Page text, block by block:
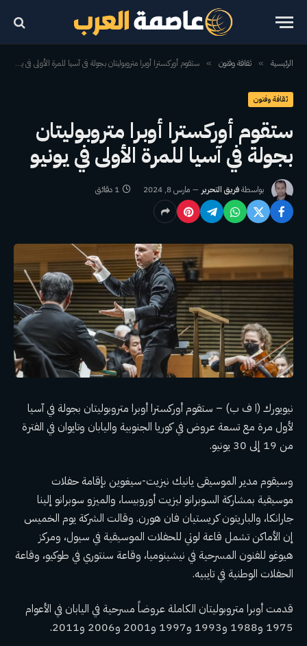
الرئيسية » ثقافة وفنون » ستقوم أوركسترا أوبرا متروبوليتان بجولة في آسيا للمرة الأولى في يونيو
ثقافة وفنون
ستقوم أوركسترا أوبرا متروبوليتان
بجولة في آسيا للمرة الأولى في يونيو
بواسطةفريق التحرير مارس 8, 2024 1 دقائق
نيويورك (ا ف ب) – ستقوم أوركسترا أوبرا متروبوليتان بجولة في آسيا
لأول مرة مع تسعة عروض في كوريا الجنوبية واليابان وتايوان في الفترة
من 19 إلى 30 يونيو.
وسيقوم مدير الموسيقى يانيك نيزيت-سيغوين بإقامة حفلات
موسيقية بمشاركة السوبرانو ليزيت أوروبيسا، والميزو سوبرانو إلينا
جارانكا، والباريتون كريستيان فان هورن. وقالت الشركة يوم الخميس
إن الأماكن تشمل قاعة لوتي للحفلات الموسيقية في سيول، ومركز
هيوغو للفنون المسرحية في نيشينوميا، وقاعة سنتوري في طوكيو، وقاعة
الحفلات الوطنية في تايبيه.
قدمت أوبرا متروبوليتان الكاملة عروضاً مسرحية في اليابان في الأعوام
1975 و1988 و1993 و1997 و2001 و2006 و2011.